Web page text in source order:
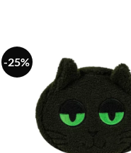
variantes.
Las
opciones
pueden
-25%